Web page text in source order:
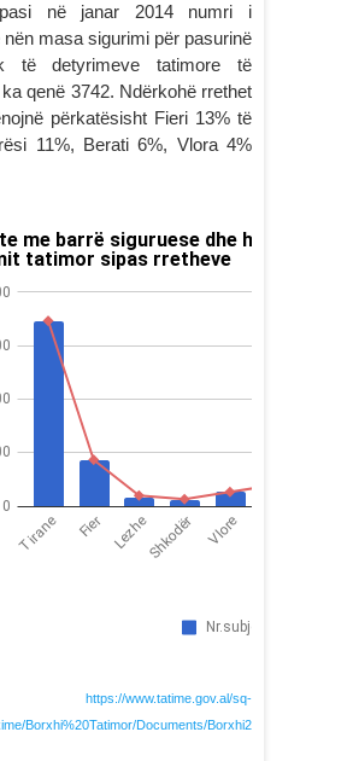
në janar 2014 numri i
masa sigurimi për pasurinë
të detyrimeve tatimore të
qenë 3742. Ndërkohë rrethet
përkatësisht Fieri 13% të
11%, Berati 6%, Vlora 4%
https://www.tatime.gov.al/sq-
Borxhi%20Tatimor/Documents/Borxhi2